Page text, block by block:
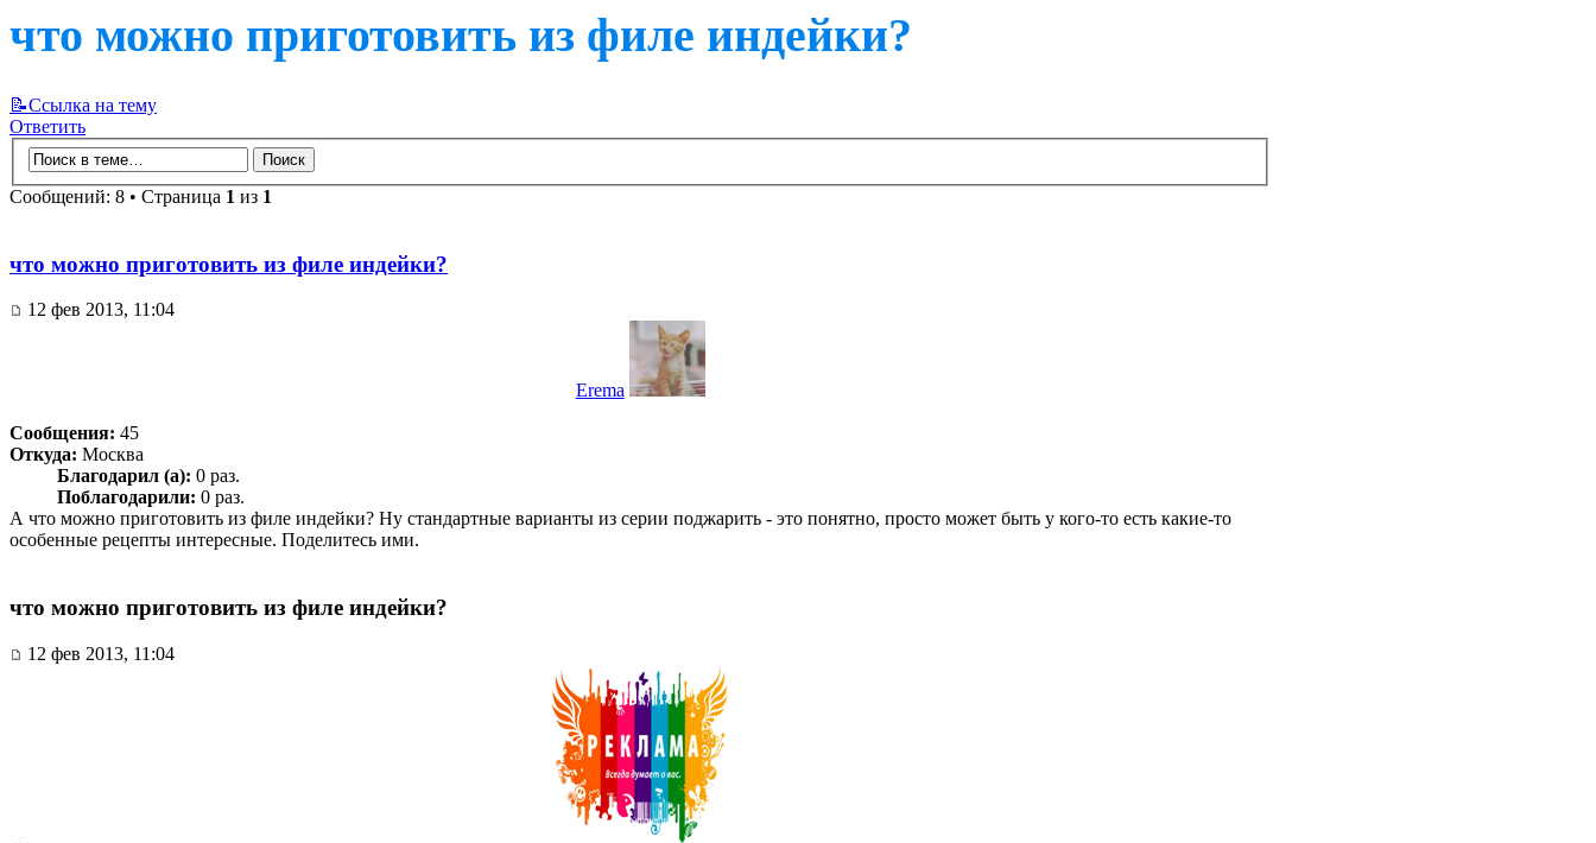
что можно приготовить из филе индейки?
📝Ссылка на тему
Ответить
Сообщений: 8 • Страница 1 из 1
что можно приготовить из филе индейки?
12 фев 2013, 11:04
Erema
Сообщения: 45
Откуда: Москва
Благодарил (а): 0 раз.
Поблагодарили: 0 раз.
А что можно приготовить из филе индейки? Ну стандартные варианты из серии поджарить - это понятно, просто может быть у кого-то есть какие-то
особенные рецепты интересные. Поделитесь ими.
что можно приготовить из филе индейки?
12 фев 2013, 11:04